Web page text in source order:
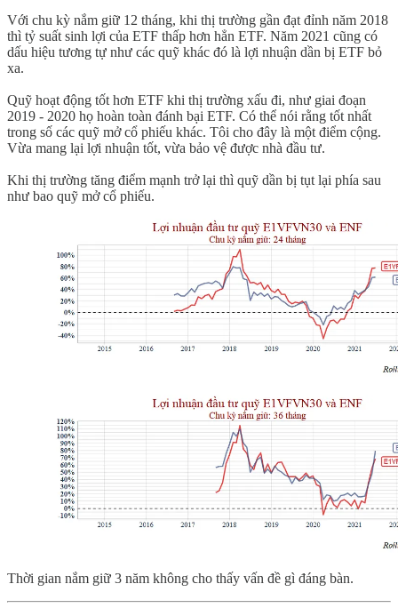
Với chu kỳ nắm giữ 12 tháng, khi thị trường gần đạt đỉnh năm 2018
thì tỷ suất sinh lợi của ETF thấp hơn hẳn ETF. Năm 2021 cũng có
dấu hiệu tương tự như các quỹ khác đó là lợi nhuận dần bị ETF bỏ
xa.
Quỹ hoạt động tốt hơn ETF khi thị trường xấu đi, như giai đoạn
2019 - 2020 họ hoàn toàn đánh bại ETF. Có thể nói rằng tốt nhất
trong số các quỹ mở cổ phiếu khác. Tôi cho đây là một điểm cộng.
Vừa mang lại lợi nhuận tốt, vừa bảo vệ được nhà đầu tư.
Khi thị trường tăng điểm mạnh trở lại thì quỹ dần bị tụt lại phía sau
như bao quỹ mở cổ phiếu.
Thời gian nắm giữ 3 năm không cho thấy vấn đề gì đáng bàn.